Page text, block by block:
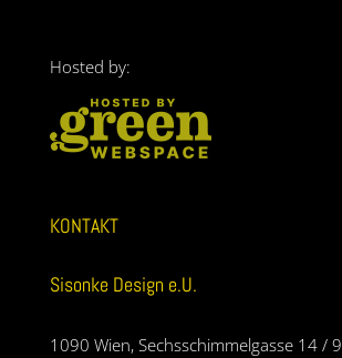
Hosted by:
KONTAKT
Sisonke Design e.U.
1090 Wien, Sechsschimmelgasse 14 / 9